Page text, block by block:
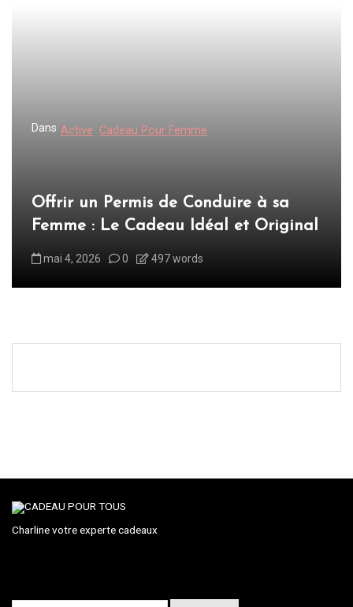
Dans Active Cadeau Pour Femme
Offrir un Permis de Conduire à sa
Femme : Le Cadeau Idéal et Original
mai 4, 2026 0 497 words
Charline votre experte cadeaux
Rechercher :